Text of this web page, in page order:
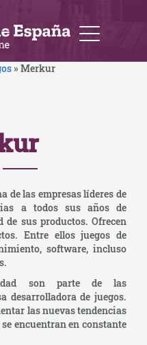
» Merkur
de las empresas líderes de
a todos sus años de
sus productos. Ofrecen
Entre ellos juegos de
software, incluso
son parte de las
desarrolladora de juegos.
las nuevas tendencias
encuentran en constante